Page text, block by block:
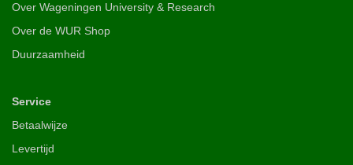
Over Wageningen University & Research
Over de WUR Shop
Duurzaamheid
Service
Betaalwijze
Levertijd